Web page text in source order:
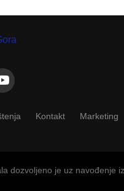
Kontakt Marketing
dozvoljeno je uz navođenje